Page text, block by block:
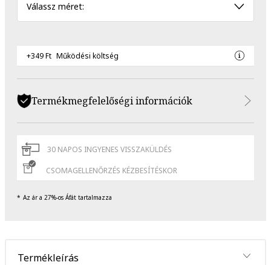
Válassz méret:
+349 Ft Működési költség
Termékmegfelelőségi információk
30 NAPOS INGYENES VISSZAKÜLDÉS
CSOMAGELLENŐRZÉS KÉZBESÍTÉSKOR
Az ár a 27%-os Áfát tartalmazza
Termékleírás